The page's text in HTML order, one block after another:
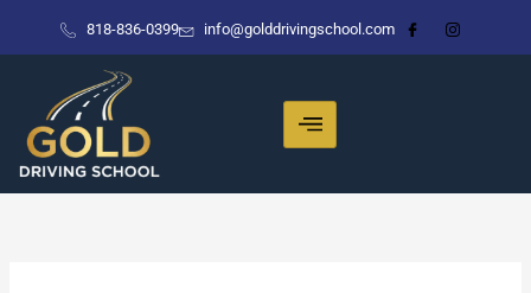
818-836-0399 info@golddrivingschool.com